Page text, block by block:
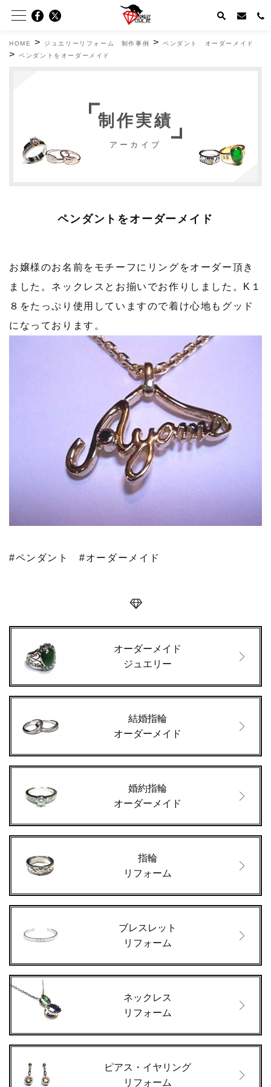
HOME > ジュエリーリフォーム 制作事例 >ペンダント オーダーメイド
>ペンダントをオーダーメイド
制作実績
アーカイブ
ペンダントをオーダーメイド
お嬢様のお名前をモチーフにリングをオーダー頂き
ました。ネックレスとお揃いでお作りしました。K１
８をたっぷり使用していますので着け心地もグッド
になっております。
#ペンダント #オーダーメイド
オーダーメイド
ジュエリー
結婚指輪
オーダーメイド
婚約指輪
オーダーメイド
指輪
リフォーム
ブレスレット
リフォーム
ネックレス
リフォーム
ピアス・イヤリング
リフォーム